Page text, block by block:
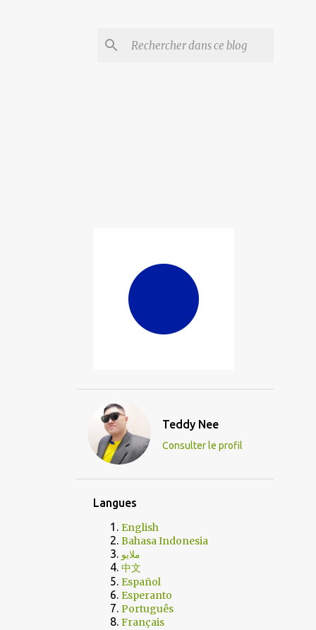
Teddy Nee
Consulter le profil
Langues
English
Bahasa Indonesia
ملايو
中文
Español
Esperanto
Português
Français